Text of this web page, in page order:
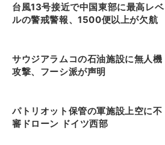
台風13号接近で中国東部に最高レベ
ルの警戒警報、1500便以上が欠航
サウジアラムコの石油施設に無人機
攻撃、フーシ派が声明
パトリオット保管の軍施設上空に不
審ドローン ドイツ西部